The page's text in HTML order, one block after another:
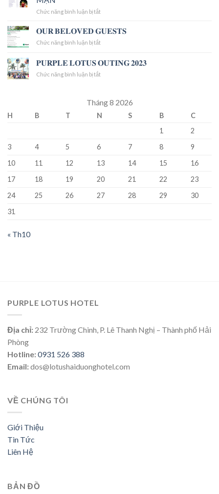
HELL
LỢI
KHAI
GẮN
🌸
Chức năng bình luận bị tắtở
RA
MẮT
BỘ
TẬP
THỦ
MẶN
𝐎𝐔𝐑 𝐁𝐄𝐋𝐎𝐕𝐄𝐃 𝐆𝐔𝐄𝐒𝐓𝐒
Chức năng bình luận bị tắtở
𝐆𝐔𝐄𝐒𝐓𝐒
𝐏𝐔𝐑𝐏𝐋𝐄 𝐋𝐎𝐓𝐔𝐒 𝐎𝐔𝐓𝐈𝐍𝐆 𝟐𝟎𝟐𝟑
Chức năng bình luận bị tắtở
𝐎𝐔𝐓𝐈𝐍𝐆
𝟐𝟎𝟐𝟑
Tháng 8 2026
H B T N S B
C
1
2
3
4 5 6 7 8
9
10
11 12 13 14 15
16
17
18 19 20 21 22
23
24
25 26 27 28 29
30
31
« Th10
PURPLE LOTUS HOTEL
Địa chỉ: 232 Trường Chinh, P. Lê Thanh Nghị – Thành phố Hải
Phòng
Hotline:0931 526 388
Email:dos@lotushaiduonghotel.com
VỀ CHÚNG TÔI
Giới Thiệu
Tin Tức
Liên Hệ
BẢN ĐỒ